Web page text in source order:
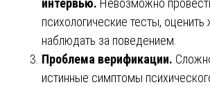
интервью. Невозможно
психологические тесты,
наблюдать за поведением.
Проблема верификации.
истинные симптомы